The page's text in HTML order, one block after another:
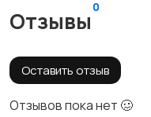
Отзывы
0
Оставить отзыв
Отзывов пока нет 🥴